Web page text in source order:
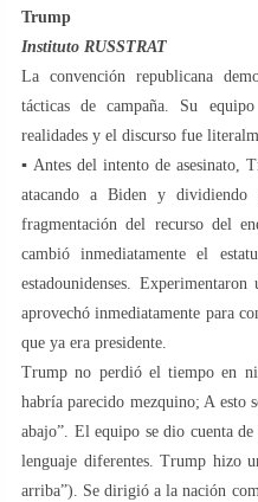
Trump
Instituto RUSSTRAT
La convención republicana
tácticas de campaña. Su
realidades y el discurso fue
▪️ Antes del intento de asesinato,
atacando a Biden y dividiendo
fragmentación del recurso del
cambió inmediatamente el
estadounidenses.
aprovechó inmediatamente para
que ya era presidente.
Trump no perdió el tiempo en
habría parecido mezquino; A esto
abajo”. El equipo se dio cuenta
lenguaje diferentes. Trump hizo
arriba”). Se dirigió a la nación